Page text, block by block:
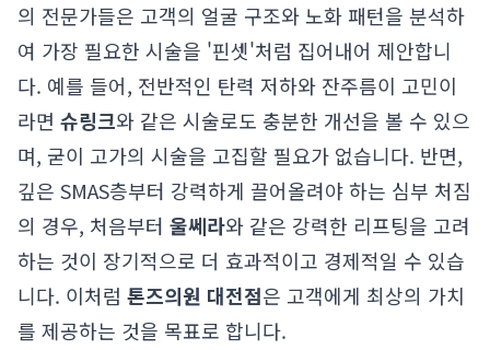
의 전문가들은 고객의 얼굴 구조와 노화 패턴을 분석하
여 가장 필요한 시술을 '핀셋'처럼 집어내어 제안합니
다. 예를 들어, 전반적인 탄력 저하와 잔주름이 고민이
라면 슈링크와 같은 시술로도 충분한 개선을 볼 수 있으
며, 굳이 고가의 시술을 고집할 필요가 없습니다. 반면,
깊은 SMAS층부터 강력하게 끌어올려야 하는 심부 처짐
의 경우, 처음부터 울쎄라와 같은 강력한 리프팅을 고려
하는 것이 장기적으로 더 효과적이고 경제적일 수 있습
니다. 이처럼 톤즈의원 대전점은 고객에게 최상의 가치
를 제공하는 것을 목표로 합니다.